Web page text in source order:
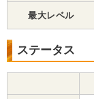
最大レベル
ステータス